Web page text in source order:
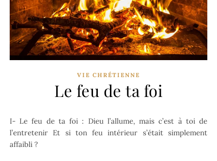
VIE CHRÉTIENNE
Le feu de ta foi
I- Le feu de ta foi : Dieu l’allume, mais c’est à toi de
l’entretenir Et si ton feu intérieur s’était simplement
affaibli ?